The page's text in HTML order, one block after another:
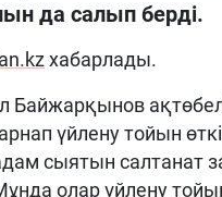
да салып берді.
хабарлады.
Байжарқынов
үйлену тойын
сыятын салтанат
олар үйлену